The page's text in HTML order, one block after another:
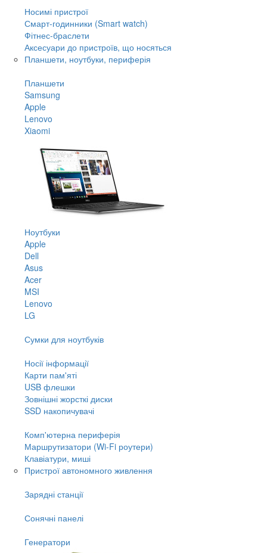
Носимі пристрої
Смарт-годинники (Smart watch)
Фітнес-браслети
Аксесуари до пристроїв, що носяться
Планшети, ноутбуки, периферія
Планшети
Samsung
Apple
Lenovo
Xiaomi
Ноутбуки
Apple
Dell
Asus
Acer
MSI
Lenovo
LG
Сумки для ноутбуків
Носії інформації
Карти пам'яті
USB флешки
Зовнішні жорсткі диски
SSD накопичувачі
Комп'ютерна периферія
Маршрутизатори (Wi-Fi роутери)
Клавіатури, миші
Пристрої автономного живлення
Зарядні станції
Сонячні панелі
Генератори